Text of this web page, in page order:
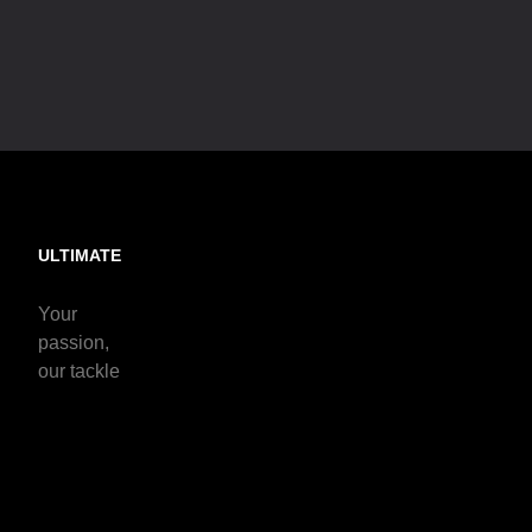
ULTIMATE
Your
passion,
our tackle